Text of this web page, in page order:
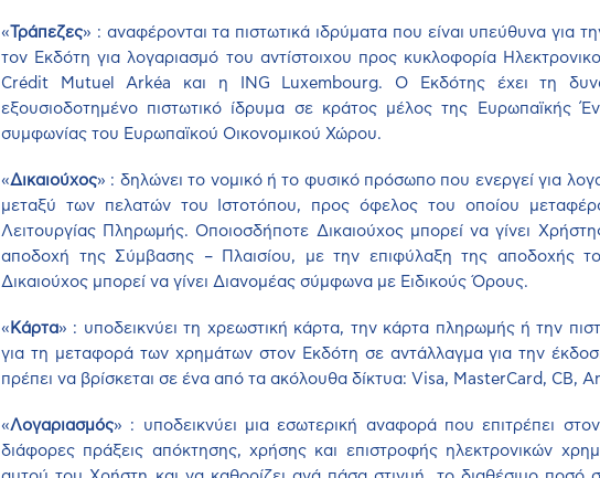
«Τράπεζες» : αναφέρονται τα πιστωτικά ιδρύματα που είναι υπεύθυνα για
τον Εκδότη για λογαριασμό του αντίστοιχου προς κυκλοφορία
Crédit Mutuel Arkéa και η ING Luxembourg. Ο Εκδότης έχει τη
εξουσιοδοτημένο πιστωτικό ίδρυμα σε κράτος μέλος της Ευρωπαϊκής
συμφωνίας του Ευρωπαϊκού Οικονομικού Χώρου.
«Δικαιούχος» : δηλώνει το νομικό ή το φυσικό πρόσωπο που ενεργεί για
μεταξύ των πελατών του Ιστοτόπου, προς όφελος του οποίου
Λειτουργίας Πληρωμής. Οποιοσδήποτε Δικαιούχος μπορεί να γίνει
αποδοχή της Σύμβασης – Πλαισίου, με την επιφύλαξη της αποδοχής
Δικαιούχος μπορεί να γίνει Διανομέας σύμφωνα με Ειδικούς Όρους.
« Κάρτα» : υποδεικνύει τη χρεωστική κάρτα, την κάρτα πληρωμής ή την
για τη μεταφορά των χρημάτων στον Εκδότη σε αντάλλαγμα για την
πρέπει να βρίσκεται σε ένα από τα ακόλουθα δίκτυα: Visa, MasterCard , CB,
«Λογαριασμός» : υποδεικνύει μια εσωτερική αναφορά που επιτρέπει
διάφορες πράξεις απόκτησης, χρήσης και επιστροφής ηλεκτρονικών